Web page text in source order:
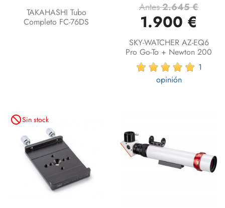
TAKAHASHI Tubo
Completo FC-76DS
Antes2.645 €
1.900 €
SKY-WATCHER AZ-EQ6
Pro Go-To + Newton 200
1
opinión
not_interestedSin stock